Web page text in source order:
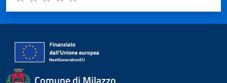
Valuta 5 stelle su 5
Valuta 4 stelle su 5
Valuta 3 stelle su 5
Valuta 2 stelle su 5
Valuta 1 stelle su 5